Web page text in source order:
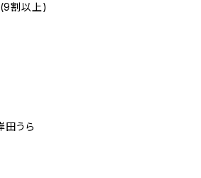
(9割以上)
田うら